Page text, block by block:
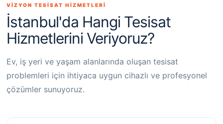
VİZYON TESİSAT HİZMETLERİ
İstanbul'da Hangi Tesisat
Hizmetlerini Veriyoruz?
Ev, iş yeri ve yaşam alanlarında oluşan tesisat
problemleri için ihtiyaca uygun cihazlı ve profesyonel
çözümler sunuyoruz.